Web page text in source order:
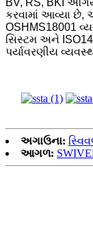
BV, RS, BKI
કરવામાં આવ્યા છે,
OSHMS18001
સિસ્ટમ અને
પર્યાવરણીય
અગાઉના:
આગળ: